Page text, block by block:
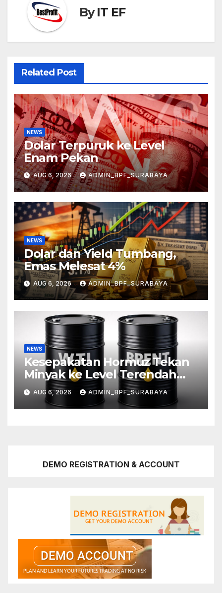
ByIT EF
Related Post
NEWS
Dolar Terpuruk ke Level
Enam Pekan
AUG 6, 2026 ADMIN_BPF_SURABAYA
NEWS
Dolar dan Yield Tumbang,
Emas Melesat 4%
AUG 6, 2026 ADMIN_BPF_SURABAYA
NEWS
Kesepakatan Hormuz Tekan
Minyak ke Level Terendah
Sebulan
AUG 6, 2026 ADMIN_BPF_SURABAYA
DEMO REGISTRATION & ACCOUNT